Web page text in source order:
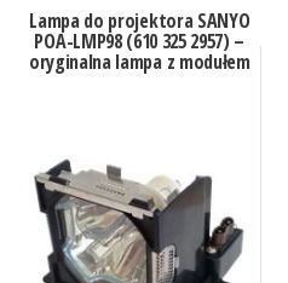
Lampa do projektora SANYO
POA-LMP98 (610 325 2957) –
oryginalna lampa z modułem